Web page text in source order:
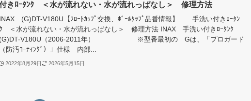
きﾛｰﾀﾝｸ ＜水が流れない・水が流れっぱなし＞ 修理方法
INAX (G)DT-V180U【ﾌﾛｰﾄｶｯﾌﾟ交換、ﾎﾞｰﾙﾀｯﾌﾟ品番情報】 手洗い付きﾛｰﾀﾝ
ｸ ＜水が流れない・水が流れっぱなし＞ 修理方法 INAX 手洗い付きﾛｰﾀﾝｸ
(G)DT-V180U（2006-2011年） ※型番最初の Gは、「プロガード
（防汚ｺｰﾃｨﾝｸﾞ）」仕様 内部...
2022年8月29日 2026年5月15日